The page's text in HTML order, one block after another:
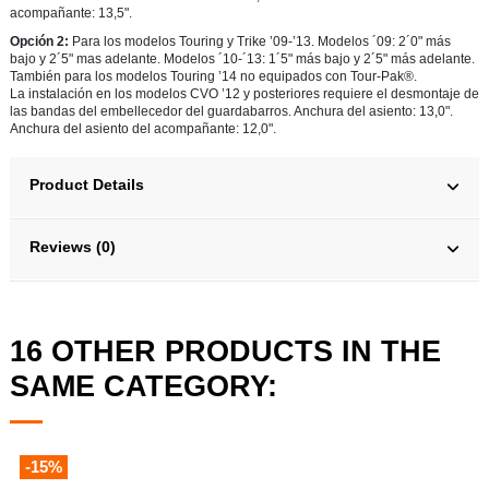
acompañante: 13,5".
Opción 2: Para los modelos Touring y Trike ’09-’13. Modelos ´09: 2´0" más
bajo y 2´5" mas adelante. Modelos ´10-´13: 1´5" más bajo y 2´5" más adelante.
También para los modelos Touring ’14 no equipados con Tour-Pak®.
La instalación en los modelos CVO ’12 y posteriores requiere el desmontaje de
las bandas del embellecedor del guardabarros. Anchura del asiento: 13,0".
Anchura del asiento del acompañante: 12,0".
Product Details
Reviews (0)
16 OTHER PRODUCTS IN THE
SAME CATEGORY:
-15%